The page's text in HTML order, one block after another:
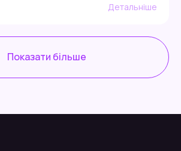
досягнень у дослідженнях і освіті.
Детальніше
Показати більше